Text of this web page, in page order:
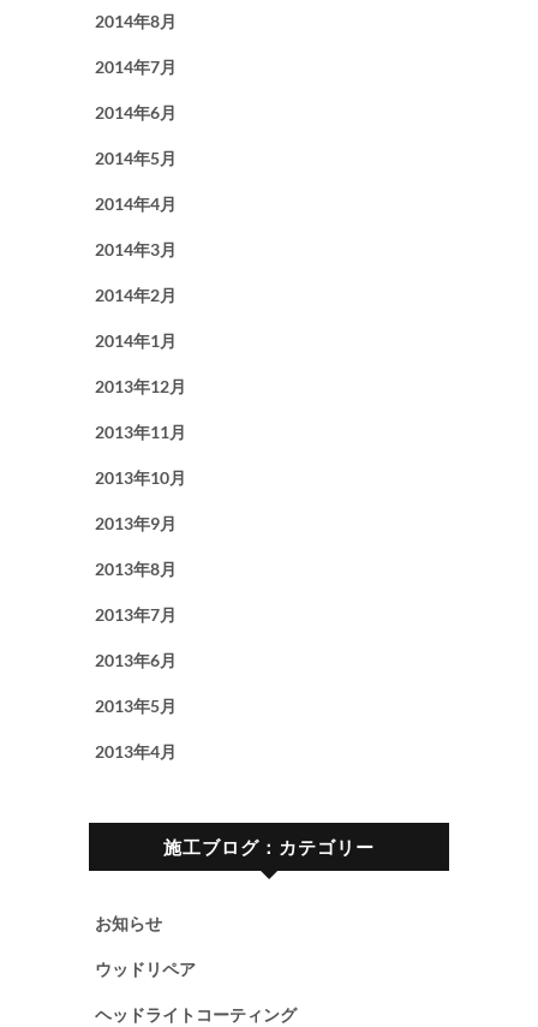
2014年8月
2014年7月
2014年6月
2014年5月
2014年4月
2014年3月
2014年2月
2014年1月
2013年12月
2013年11月
2013年10月
2013年9月
2013年8月
2013年7月
2013年6月
2013年5月
2013年4月
施工ブログ：カテゴリー
お知らせ
ウッドリペア
ヘッドライトコーティング